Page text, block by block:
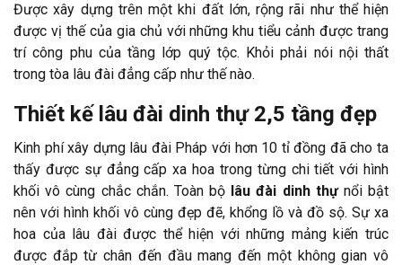
Được xây dựng trên một khi đất lớn, rộng rãi như thể hiện
được vị thế của gia chủ với những khu tiểu cảnh được trang
trí công phu của tầng lớp quý tộc. Khỏi phải nói nội thất
trong tòa lâu đài đẳng cấp như thế nào.
Thiết kế lâu đài dinh thự 2,5 tầng đẹp
Kinh phí xây dựng lâu đài Pháp với hơn 10 tỉ đồng đã cho ta
thấy được sự đẳng cấp xa hoa trong từng chi tiết với hình
khối vô cùng chắc chắn. Toàn bộ lâu đài dinh thựnổi bật
nên với hình khối vô cùng đẹp đẽ, khổng lồ và đồ sộ. Sự xa
hoa của lâu đài được thể hiện với những mảng kiến trúc
được đắp từ chân đến đầu mang đến một không gian vô